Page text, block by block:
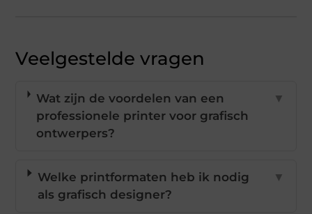
Veelgestelde vragen
Wat zijn de voordelen van een
professionele printer voor grafisch
ontwerpers?
▼
Welke printformaten heb ik nodig
als grafisch designer?
▼